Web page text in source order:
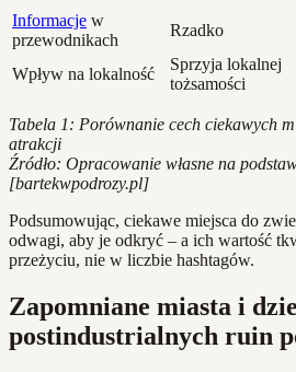
Informacje w
przewodnikach
Rzadko
Wpływ na lokalność
Sprzyja lokalnej
tożsamości
Tabela 1: Porównanie cech ciekawych
atrakcji
Źródło: Opracowanie własne na
[bartekwpodrozy.pl]
Podsumowując, ciekawe miejsca do
odwagi, aby je odkryć – a ich wartość
przeżyciu, nie w liczbie hashtagów.
Zapomniane miasta i
postindustrialnych ruin